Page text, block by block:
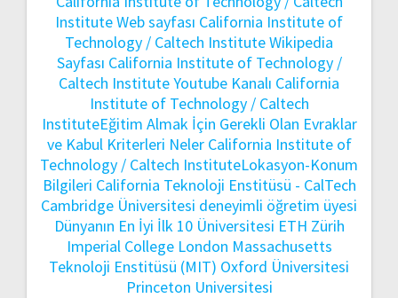
Institute Web sayfası California Institute of
Technology / Caltech Institute Wikipedia
Sayfası California Institute of Technology /
Caltech Institute Youtube Kanalı California
Institute of Technology / Caltech
InstituteEğitim Almak İçin Gerekli Olan Evraklar
ve Kabul Kriterleri Neler California Institute of
Technology / Caltech InstituteLokasyon-Konum
Bilgileri California Teknoloji Enstitüsü - CalTech
Cambridge Üniversitesi deneyimli öğretim üyesi
Dünyanın En İyi İlk 10 Üniversitesi ETH Zürih
Imperial College London Massachusetts
Teknoloji Enstitüsü (MIT) Oxford Üniversitesi
Princeton Universitesi